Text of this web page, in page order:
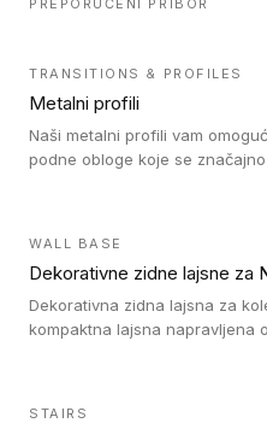
PREPORUČENI PRIBOR
TRANSITIONS & PROFILES
Metalni profili
Naši metalni profili vam
podne obloge koje se
WALL BASE
Dekorativne zidne lajsne za
Dekorativna zidna lajsna za
kompaktna lajsna napravljena
STAIRS